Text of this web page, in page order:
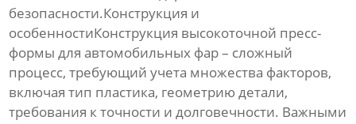
безопасности.Конструкция и
особенностиКонструкция высокоточной пресс-
формы для автомобильных фар– сложный
процесс, требующий учета множества факторов,
включая тип пластика, геометрию детали,
требования к точности и долговечности. Важными